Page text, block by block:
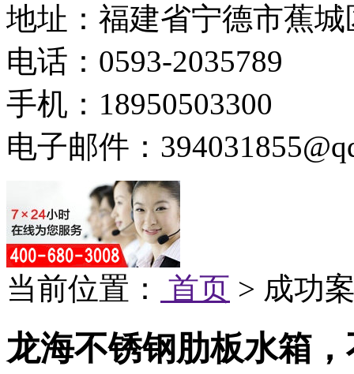
地址：福建省宁德市蕉城
电话：0593-2035789
手机：18950503300
电子邮件：
当前位置： 首页 > 成功
龙海不锈钢肋板水箱